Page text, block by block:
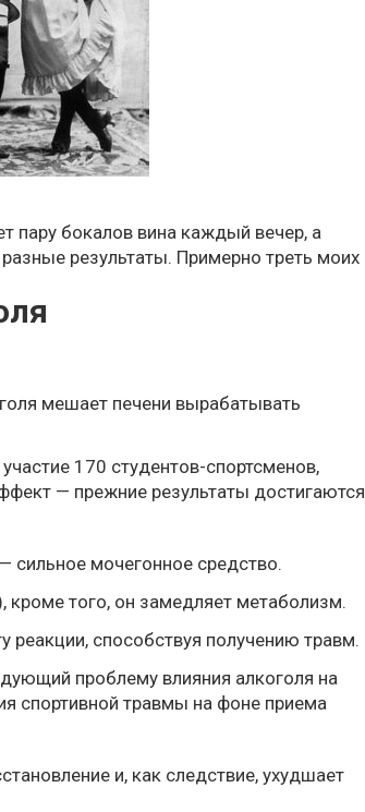
пару бокалов вина каждый вечер, а
результаты. Примерно треть моих
мешает печени вырабатывать
170 студентов-спортсменов,
— прежние результаты достигаются
сильное мочегонное средство.
того, он замедляет метаболизм.
способствуя получению травм.
проблему влияния алкоголя на
спортивной травмы на фоне приема
и, как следствие, ухудшает